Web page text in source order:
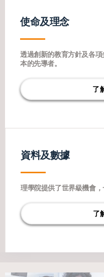
使命及理念
透過創新的教育方針及各
本的先導者。
了
資料及數據
理學院提供了世界級機會，
了